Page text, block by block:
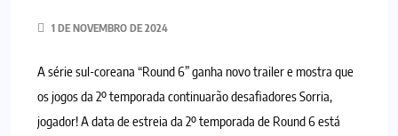
1 DE NOVEMBRO DE 2024
A série sul-coreana “Round 6” ganha novo trailer e mostra que
os jogos da 2º temporada continuarão desafiadores Sorria,
jogador! A data de estreia da 2º temporada de Round 6 está